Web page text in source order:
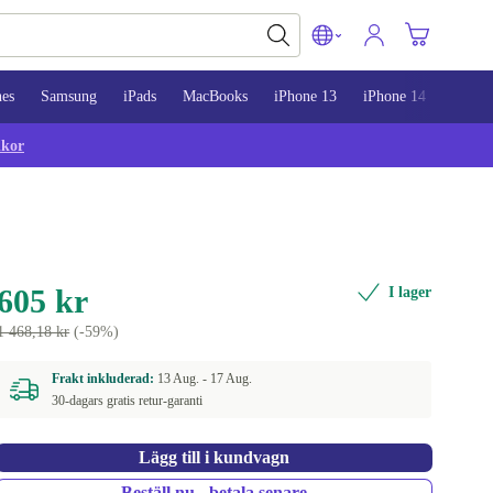
Samsung iPads MacBooks iPhone 13 iPhone 14
kr
468,18 kr(-59%)
I lager
Frakt inkluderad: 13 Aug. - 17 Aug.
30-dagars gratis retur-garanti
Lägg till i kundvagn